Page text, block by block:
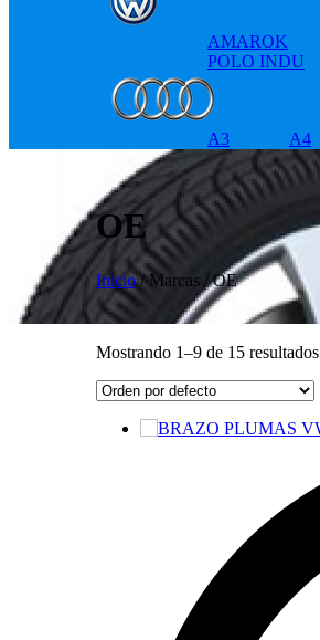
AMAROK
POLO INDU
A3 A4
OE
Inicio/ Marcas / OE
Mostrando 1–9 de 15 resultados